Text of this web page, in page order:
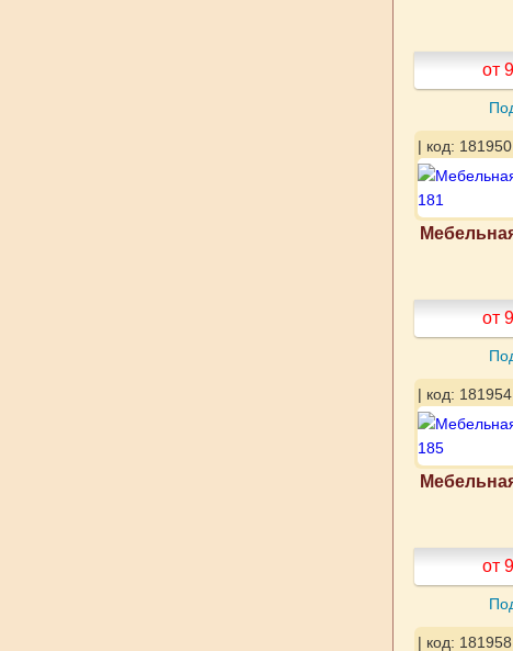
от
| код: 181950
от
| код: 181954
от
| код: 181958